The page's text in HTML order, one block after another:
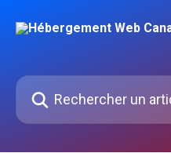
Rechercher un article...